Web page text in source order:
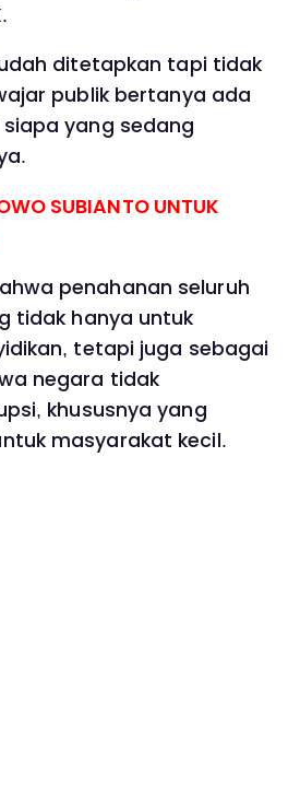
ditetapkan tapi tidak
publik bertanya ada
yang sedang
SUBIANTO UNTUK
penahanan seluruh
tidak hanya untuk
tetapi juga sebagai
negara tidak
khususnya yang
masyarakat kecil.